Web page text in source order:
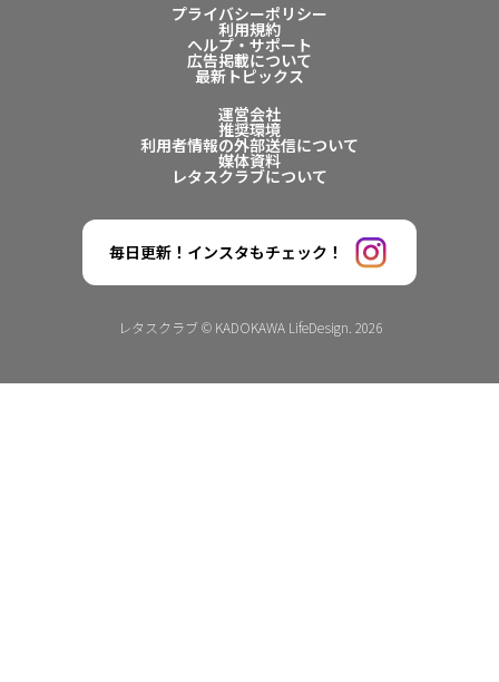
プライバシーポリシー
利用規約
ヘルプ・サポート
広告掲載について
最新トピックス
運営会社
推奨環境
利用者情報の外部送信について
媒体資料
レタスクラブについて
毎日更新！インスタもチェック！
レタスクラブ © KADOKAWA LifeDesign. 2026